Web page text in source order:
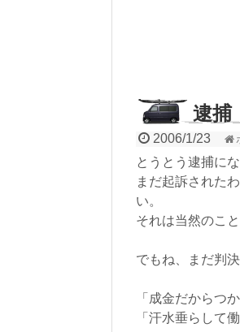
逮捕
2006/1/23
とうとう逮捕に
まだ起訴された
い。
それは当然のこと
でもね、まだ判
「成金だからつ
「汗水垂らして